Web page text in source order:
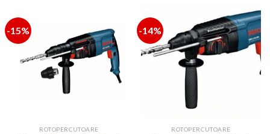
-15%
ROTOPERCUTOARE
-14%
ROTOPERCUTOARE